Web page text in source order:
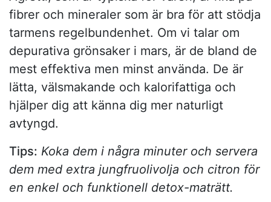
fibrer och mineraler som är bra för att stödja
tarmens regelbundenhet. Om vi talar om
depurativa grönsaker i mars, är de bland de
mest effektiva men minst använda. De är
lätta, välsmakande och kalorifattiga och
hjälper dig att känna dig mer naturligt
avtyngd.
Tips: Koka dem i några minuter och servera
dem med extra jungfruolivolja och citron för
en enkel och funktionell detox-maträtt.